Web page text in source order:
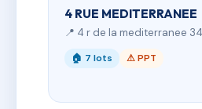
4 RUE MEDITERRANEE
📍 4 r de la mediterranee
🏠 7 lots ⚠ PPT